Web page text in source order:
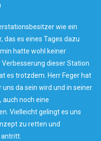
wie ein
es eines Tages dazu
hatte wohl keiner
dieser Station
es trotzdem. Herr Feger hat
da sein wird und in seiner
auch noch eine
Vielleicht gelingt es uns
zu retten und